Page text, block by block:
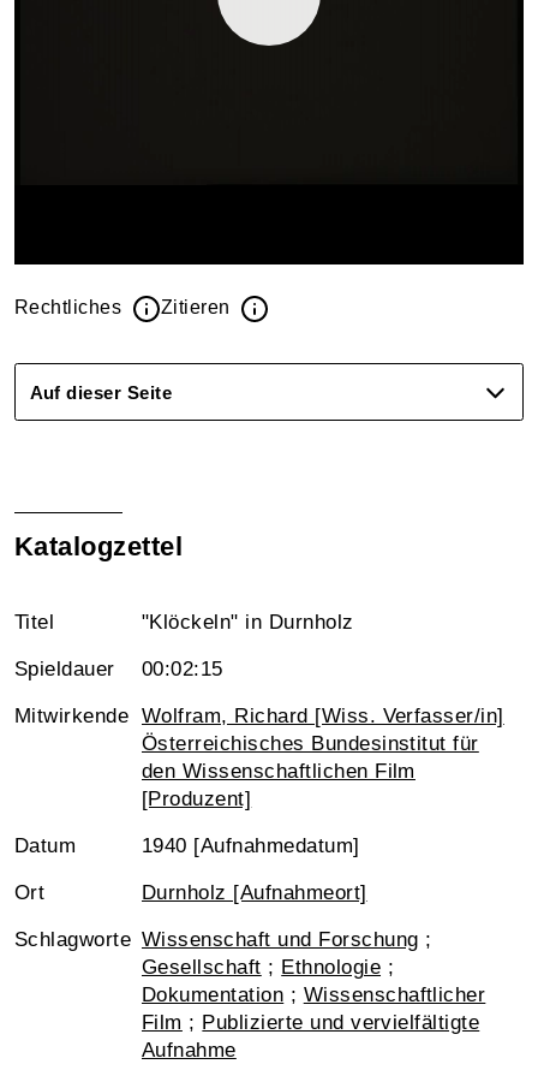
Rechtliches Zitieren
Auf dieser Seite
Katalogzettel
Titel "Klöckeln" in Durnholz
Spieldauer 00:02:15
Mitwirkende Wolfram, Richard [Wiss. Verfasser/in]
Österreichisches Bundesinstitut für
den Wissenschaftlichen Film
[Produzent]
Datum 1940 [Aufnahmedatum]
Ort Durnholz [Aufnahmeort]
Schlagworte Wissenschaft und Forschung ;
Gesellschaft ; Ethnologie ;
Dokumentation ; Wissenschaftlicher
Film ; Publizierte und vervielfältigte
Aufnahme